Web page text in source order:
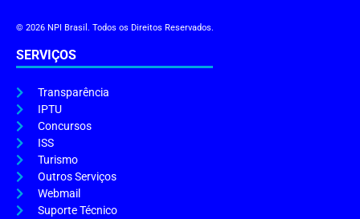
© 2026 NPI Brasil. Todos os Direitos Reservados.
SERVIÇOS
Transparência
IPTU
Concursos
ISS
Turismo
Outros Serviços
Webmail
Suporte Técnico